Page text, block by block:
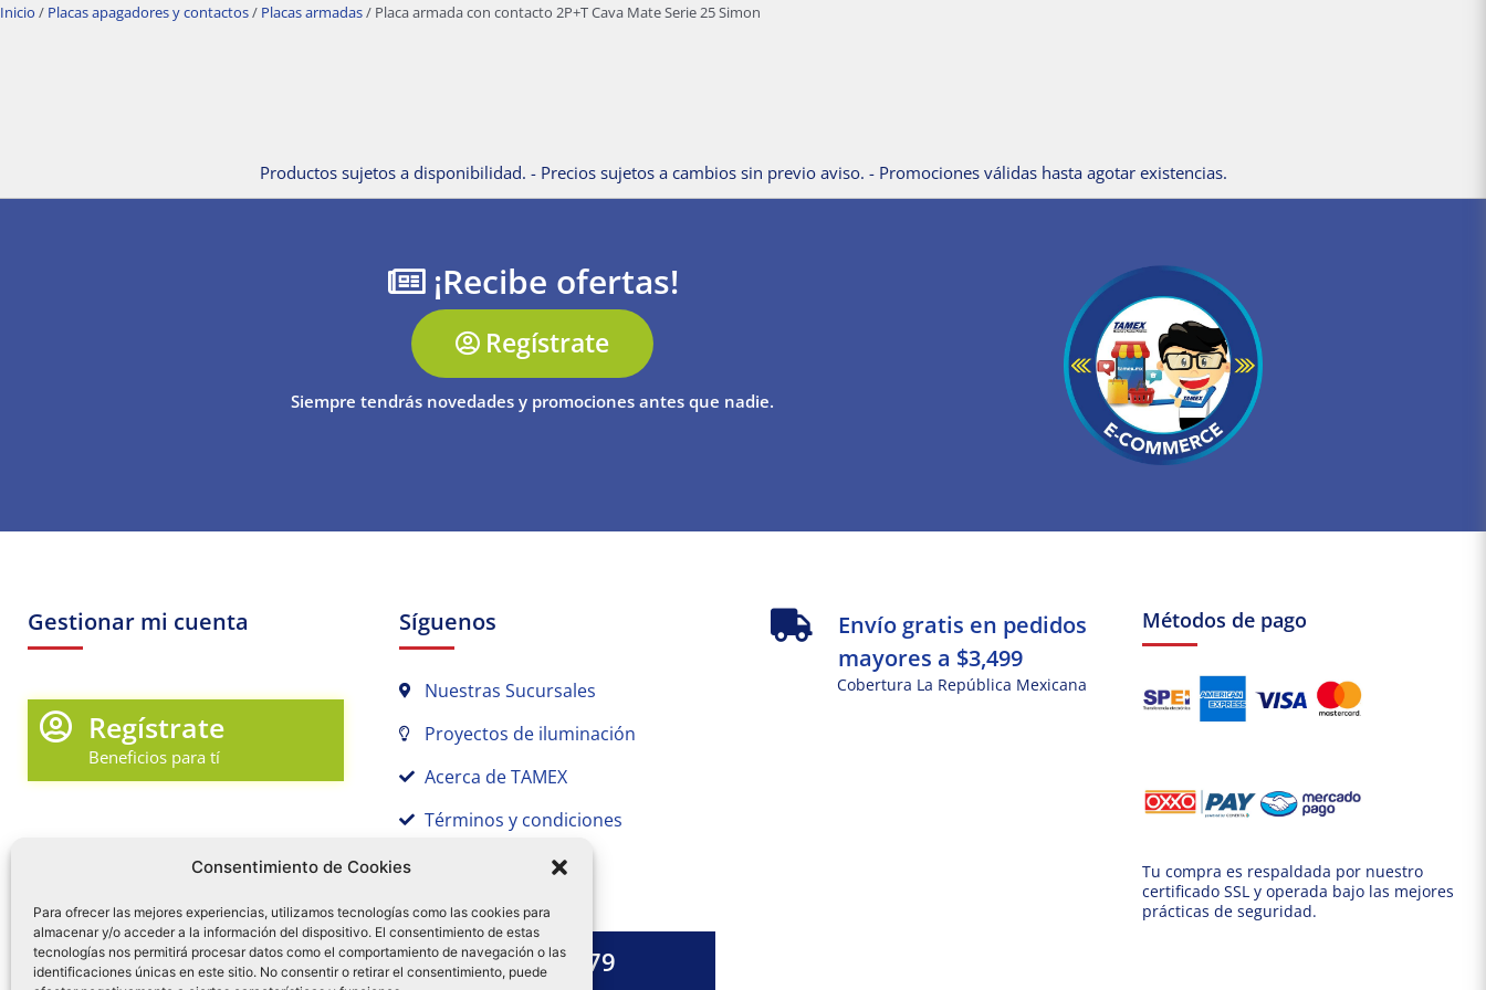
Consentimiento de Cookies
Para ofrecer las mejores experiencias, utilizamos tecnologías como las cookies para
almacenar y/o acceder a la información del dispositivo. El consentimiento de estas
tecnologías nos permitirá procesar datos como el comportamiento de navegación o las
identificaciones únicas en este sitio. No consentir o retirar el consentimiento, puede
Inicio / Placas apagadores y contactos/ Placas armadas/ Placa armada con contacto 2P+T Cava Mate Serie 25 Simon
Productos sujetos a disponibilidad. - Precios sujetos a cambios sin previo aviso. - Promociones válidas hasta agotar existencias.
¡Recibe ofertas!
Regístrate
Siempre tendrás novedades y promociones antes que nadie.
Gestionar mi cuenta
Regístrate
Beneficios para tí
Mi Cuenta en Tamex
Mis Favoritos
Síguenos
Nuestras Sucursales
Proyectos de iluminación
Acerca de TAMEX
Términos y condiciones
Aviso de Privacidad
55 1328 13 79
Envío gratis en pedidos
mayores a $3,499
Cobertura La República Mexicana
Métodos de pago
Tu compra es respaldada por nuestro
certificado SSL y operada bajo las mejores
prácticas de seguridad.